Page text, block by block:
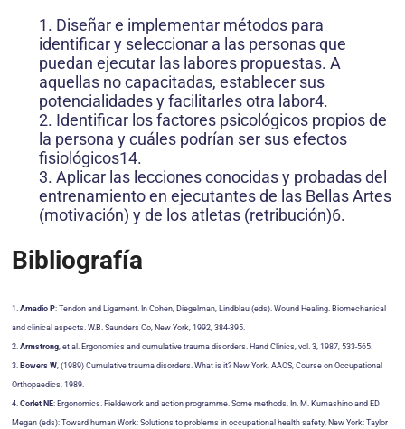
1. Diseñar e implementar métodos para
identificar y seleccionar a las personas que
puedan ejecutar las labores propuestas. A
aquellas no capacitadas, establecer sus
potencialidades y facilitarles otra labor4.
2. Identificar los factores psicológicos propios de
la persona y cuáles podrían ser sus efectos
fisiológicos14.
3. Aplicar las lecciones conocidas y probadas del
entrenamiento en ejecutantes de las Bellas Artes
(motivación) y de los atletas (retribución)6.
Bibliografía
1. Amadio P: Tendon and Ligament. In Cohen, Diegelman, Lindblau (eds). Wound Healing. Biomechanical
and clinical aspects. W.B. Saunders Co, New York, 1992, 384-395.
2. Armstrong, et al. Ergonomics and cumulative trauma disorders. Hand Clinics, vol. 3, 1987, 533-565.
3. Bowers W, (1989) Cumulative trauma disorders. What is it? New York, AAOS, Course on Occupational
Orthopaedics, 1989.
4. Corlet NE: Ergonomics. Fieldework and action programme. Some methods. In. M. Kumashino and ED
Megan (eds): Toward human Work: Solutions to problems in occupational health safety, New York: Taylor